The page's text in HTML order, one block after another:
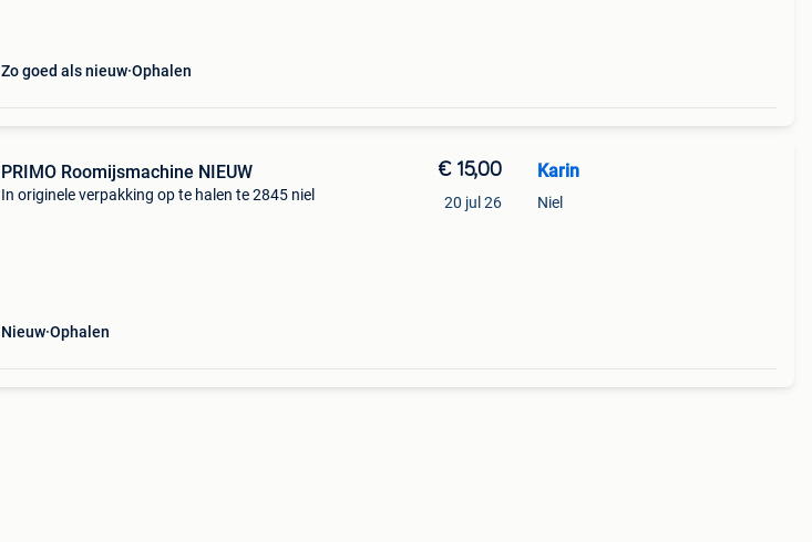
Zo goed als nieuw Ophalen
PRIMO Roomijsmachine NIEUW
In originele verpakking op te halen te 2845 niel
Nieuw Ophalen
€ 15,00
20 jul 26
Karin
Niel